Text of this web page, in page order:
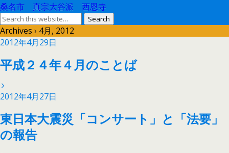
桑名市 真宗大谷派 西恩寺
Archives › 4月, 2012
2012年4月29日
平成２４年４月のことば
2012年4月27日
東日本大震災「コンサート」と「法要」
の報告